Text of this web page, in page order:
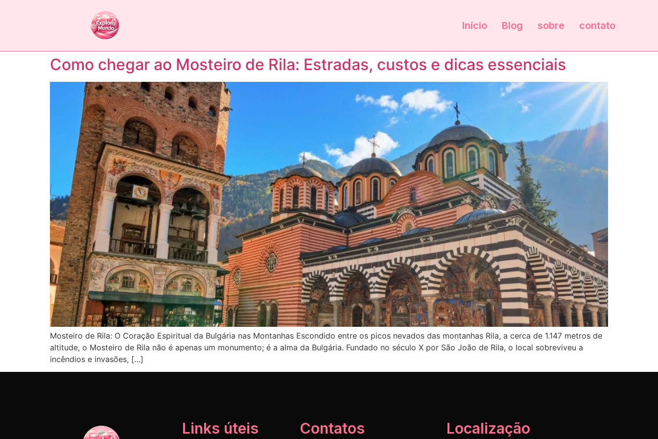
Início Blog sobre contato
Como chegar ao Mosteiro de Rila: Estradas, custos e dicas essenciais
Mosteiro de Rila: O Coração Espiritual da Bulgária nas Montanhas Escondido entre os picos nevados das montanhas Rila, a cerca de 1.147 metros de
altitude, o Mosteiro de Rila não é apenas um monumento; é a alma da Bulgária. Fundado no século X por São João de Rila, o local sobreviveu a
incêndios e invasões, […]
Links úteis Contatos Localização